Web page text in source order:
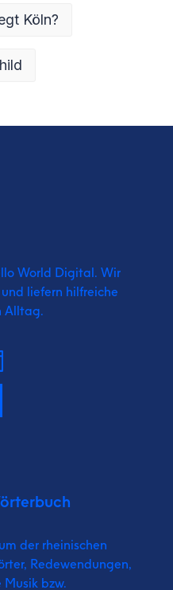
Köln?
World Digital. Wir
liefern hilfreiche
Alltag.
der rheinischen
Redewendungen,
bzw.